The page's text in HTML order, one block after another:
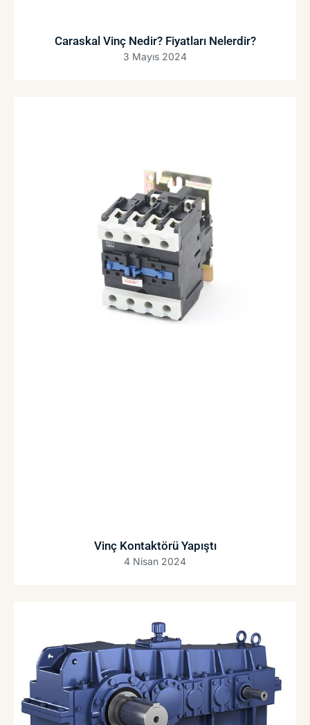
Caraskal Vinç Nedir? Fiyatları Nelerdir?
3 Mayıs 2024
Vinç Kontaktörü Yapıştı
4 Nisan 2024